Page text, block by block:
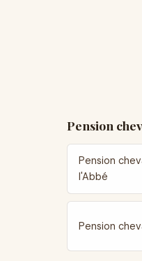
Pension
Pension
l'Abbé
Pension